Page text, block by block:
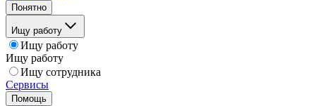
Понятно
Ищу работу
Ищу работу
Ищу работу
Ищу сотрудника
Сервисы
Помощь